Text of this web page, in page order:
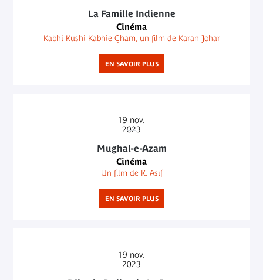
La Famille Indienne
Cinéma
Kabhi Kushi Kabhie Gham, un film de Karan Johar
EN SAVOIR PLUS
19 nov.
2023
Mughal-e-Azam
Cinéma
Un film de K. Asif
EN SAVOIR PLUS
19 nov.
2023